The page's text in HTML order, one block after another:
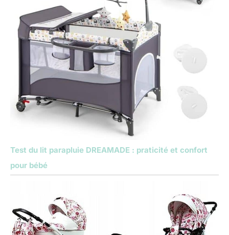
Test du lit parapluie DREAMADE : praticité et confort
pour bébé